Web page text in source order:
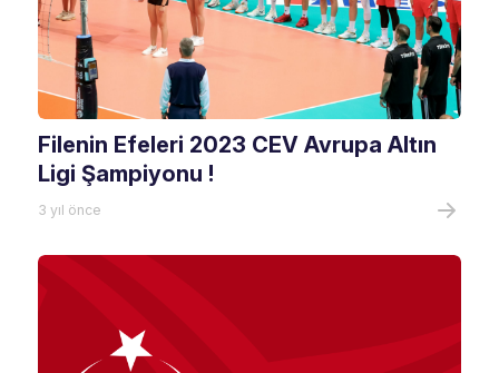
Filenin Efeleri 2023 CEV Avrupa Altın
Ligi Şampiyonu !
3 yıl önce